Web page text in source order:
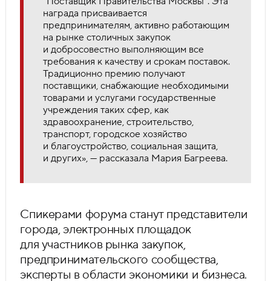
награда присваивается
предпринимателям, активно работающим
на рынке столичных закупок
и добросовестно выполняющим все
требования к качеству и срокам поставок.
Традиционно премию получают
поставщики, снабжающие необходимыми
товарами и услугами государственные
учреждения таких сфер, как
здравоохранение, строительство,
транспорт, городское хозяйство
и благоустройство, социальная защита,
и других», — рассказала Мария Багреева.
Спикерами форума станут представители
города, электронных площадок
для участников рынка закупок,
предпринимательского сообщества,
эксперты в области экономики и бизнеса.